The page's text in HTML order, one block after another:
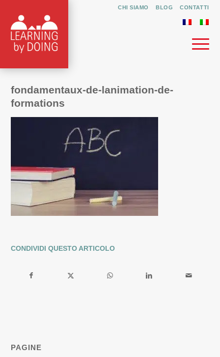
CHI SIAMO BLOG CONTATTI
fondamentaux-de-lanimation-de-
formations
CONDIVIDI QUESTO ARTICOLO
PAGINE